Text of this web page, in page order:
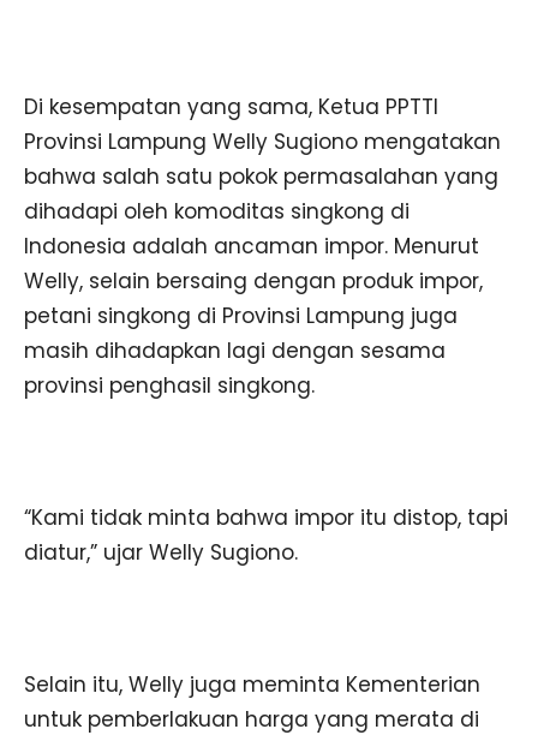
Di kesempatan yang sama, Ketua PPTTI
Provinsi Lampung Welly Sugiono mengatakan
bahwa salah satu pokok permasalahan yang
dihadapi oleh komoditas singkong di
Indonesia adalah ancaman impor. Menurut
Welly, selain bersaing dengan produk impor,
petani singkong di Provinsi Lampung juga
masih dihadapkan lagi dengan sesama
provinsi penghasil singkong.
“Kami tidak minta bahwa impor itu distop, tapi
diatur,” ujar Welly Sugiono.
Selain itu, Welly juga meminta Kementerian
untuk pemberlakuan harga yang merata di